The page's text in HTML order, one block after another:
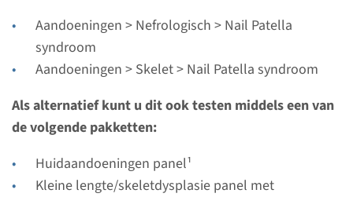
Aandoeningen > Nefrologisch > Nail Patella
syndroom
Aandoeningen > Skelet > Nail Patella syndroom
Als alternatief kunt u dit ook testen middels een van
de volgende pakketten:
Huidaandoeningen panel¹
Kleine lengte/skeletdysplasie panel met
LMX1B - nail-patella
syndroom
Doorlooptijd
Volledige analyse: 8 weken / Gerichte analyse: 4
weken
Radboudumc